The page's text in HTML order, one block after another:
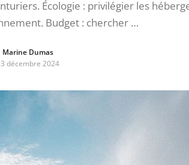
Écologie : privilégier les
Budget : chercher …
Marine Dumas
décembre 2024